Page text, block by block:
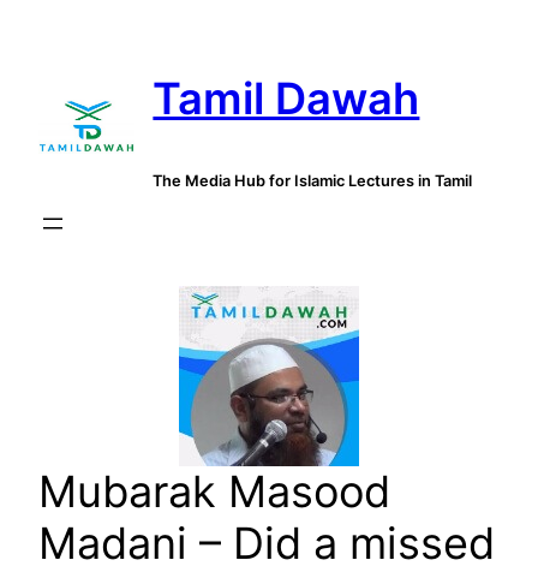
Tamil Dawah
The Media Hub for Islamic Lectures in Tamil
Mubarak Masood
Madani – Did a missed